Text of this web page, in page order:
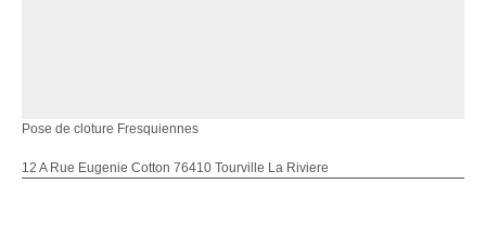
Pose de cloture Fresquiennes
12 A Rue Eugenie Cotton 76410 Tourville La Riviere